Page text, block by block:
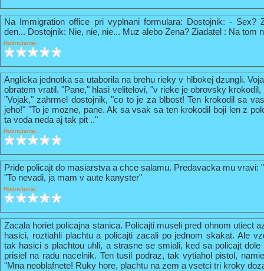
Na Immigration office pri vyplnani formulara: Dostojnik: - Sex?
den... Dostojnik: Nie, nie, nie... Muz alebo Zena? Ziadatel : Na tom
Hodnotenie:
Anglicka jednotka sa utaborila na brehu rieky v hlbokej dzungli.
obratem vratil. "Pane," hlasi velitelovi, "v rieke je obrovsky
"Vojak," zahrmel dostojnik, "co to je za blbost! Ten krokodil sa
jeho!" "To je mozne, pane. Ak sa vsak sa ten krokodil boji len z
ta voda neda aj tak pit .."
Hodnotenie:
Pride policajt do masiarstva a chce salamu. Predavacka mu vravi:
"To nevadi, ja mam v aute kanyster"
Hodnotenie:
Zacala horiet policajna stanica. Policajti museli pred ohnom utiect
hasici, roztiahli plachtu a policajti zacali po jednom skakat. Ale
tak hasici s plachtou uhli, a strasne se smiali, ked sa policajt
prisiel na radu nacelnik. Ten tusil podraz, tak vytiahol pistol,
"Mna neoblafnete! Ruky hore, plachtu na zem a vsetci tri kroky